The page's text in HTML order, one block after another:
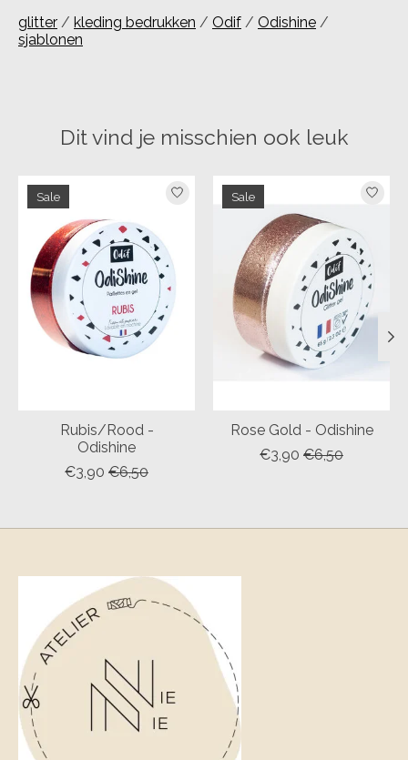
glitter / kleding bedrukken / Odif / Odishine /
sjablonen
Dit vind je misschien ook leuk
Items van productcarrousel
Sale
Rubis/Rood -
Odishine
€3,90 €6,50
Sale
Rose Gold - Odishine
€3,90 €6,50